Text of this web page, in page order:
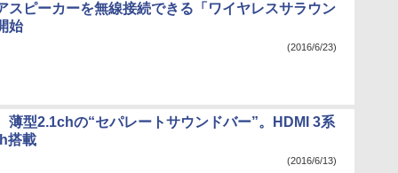
スピーカーを無線接続できる「ワイヤレスサラウン
始
(2016/6/23)
薄型2.1chの“セパレートサウンドバー”。HDMI 3系
搭載
(2016/6/13)